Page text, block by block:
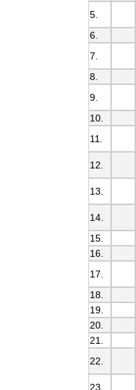
5.
6.
7.
8.
9.
10.
11.
12.
13.
14.
15.
16.
17.
18.
19.
20.
21.
22.
23.